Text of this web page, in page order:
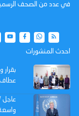
في عدد من الصحف الرسمية
احدث المنشورات
عطاف
عاجل